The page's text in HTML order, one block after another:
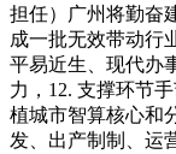
担任）广州将勤奋
成一批无效带动行
平易近生、现代办
力，12. 支撑环节
植城市智算核心和
发、出产制制、运